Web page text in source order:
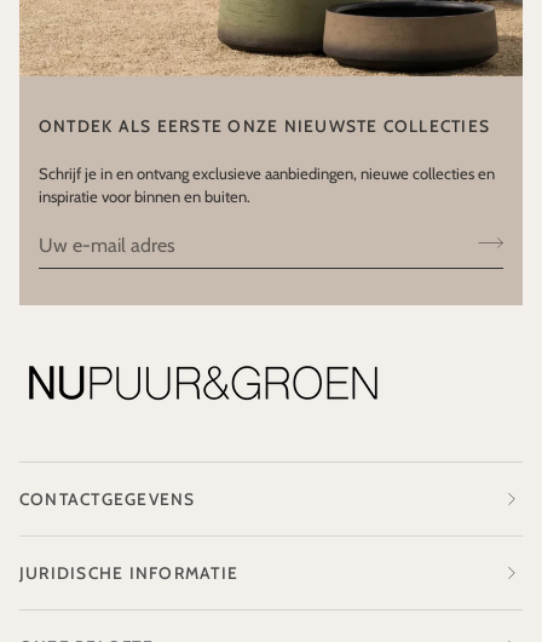
ONTDEK ALS EERSTE ONZE NIEUWSTE COLLECTIES
Schrijf je in en ontvang exclusieve aanbiedingen, nieuwe collecties en
inspiratie voor binnen en buiten.
CONTACTGEGEVENS
JURIDISCHE INFORMATIE